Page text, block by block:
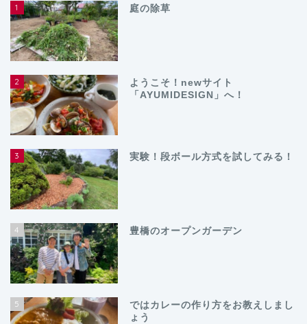
1 庭の除草
2
ようこそ！newサイト
「AYUMIDESIGN」へ！
3 実験！段ボール方式を試してみる！
4 豊橋のオープンガーデン
5
ではカレーの作り方をお教えしまし
ょう